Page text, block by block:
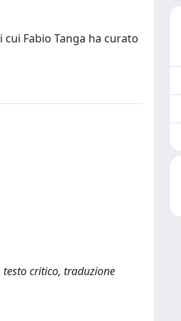
Fabio Tanga ha curato
testo critico, traduzione